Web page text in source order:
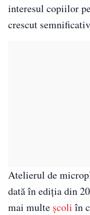
interesul copiilor
crescut
Atelierul de
dată în ediția din
mai multe școliîn